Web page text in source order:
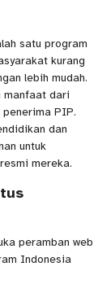
satu program
kurang
lebih mudah.
manfaat dari
PIP.
dan
untuk
mereka.
peramban web
Indonesia